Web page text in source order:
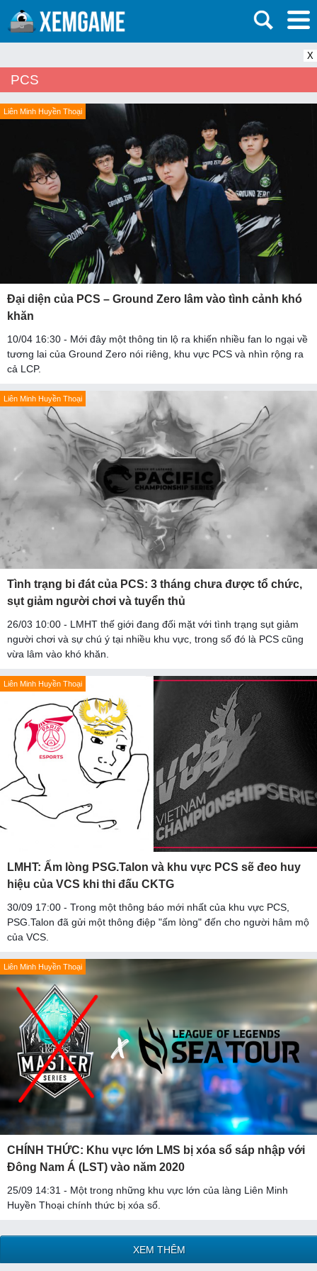
X
PCS
Liên Minh Huyền Thoại
Đại diện của PCS – Ground Zero lâm vào tình cảnh khó
khăn
10/04 16:30 - Mới đây một thông tin lộ ra khiến nhiều fan lo ngại về
tương lai của Ground Zero nói riêng, khu vực PCS và nhìn rộng ra
cả LCP.
Liên Minh Huyền Thoại
Tình trạng bi đát của PCS: 3 tháng chưa được tổ chức,
sụt giảm người chơi và tuyển thủ
26/03 10:00 - LMHT thế giới đang đối mặt với tình trạng sụt giảm
người chơi và sự chú ý tại nhiều khu vực, trong số đó là PCS cũng
vừa lâm vào khó khăn.
Liên Minh Huyền Thoại
LMHT: Ấm lòng PSG.Talon và khu vực PCS sẽ đeo huy
hiệu của VCS khi thi đấu CKTG
30/09 17:00 - Trong một thông báo mới nhất của khu vực PCS,
PSG.Talon đã gửi một thông điệp "ấm lòng" đến cho người hâm mộ
của VCS.
Liên Minh Huyền Thoại
CHÍNH THỨC: Khu vực lớn LMS bị xóa sổ sáp nhập với
Đông Nam Á (LST) vào năm 2020
25/09 14:31 - Một trong những khu vực lớn của làng Liên Minh
Huyền Thoại chính thức bị xóa sổ.
XEM THÊM